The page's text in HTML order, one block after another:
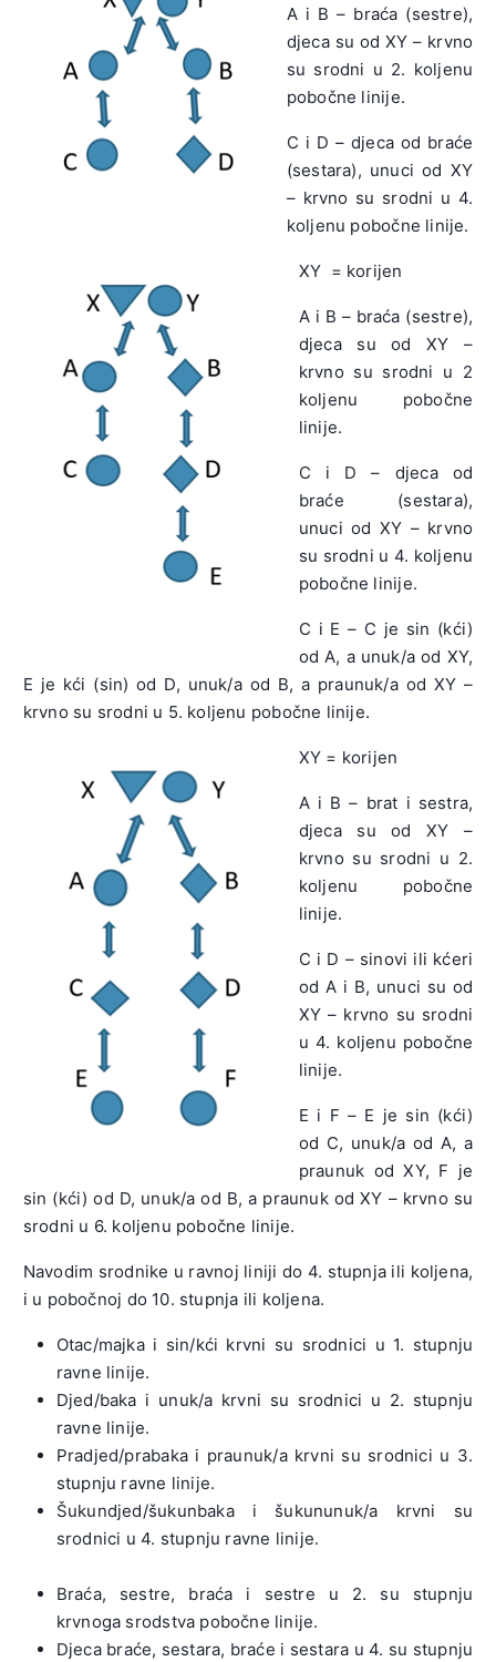
A i B – braća (sestre),
djeca su od XY – krvno
su srodni u 2. koljenu
pobočne linije.
C i D – djeca od braće
(sestara), unuci od XY
– krvno su srodni u 4.
koljenu pobočne linije.
XY = korijen
A i B – braća (sestre),
djeca su od XY –
krvno su srodni u 2
koljenu pobočne
linije.
C i D – djeca od
braće (sestara),
unuci od XY – krvno
su srodni u 4. koljenu
pobočne linije.
C i E – C je sin (kći)
od A, a unuk/a od XY,
E je kći (sin) od D, unuk/a od B, a praunuk/a od XY –
krvno su srodni u 5. koljenu pobočne linije.
XY = korijen
A i B – brat i sestra,
djeca su od XY –
krvno su srodni u 2.
koljenu pobočne
linije.
C i D – sinovi ili kćeri
od A i B, unuci su od
XY – krvno su srodni
u 4. koljenu pobočne
linije.
E i F – E je sin (kći)
od C, unuk/a od A, a
praunuk od XY, F je
sin (kći) od D, unuk/a od B, a praunuk od XY – krvno su
srodni u 6. koljenu pobočne linije.
Navodim srodnike u ravnoj liniji do 4. stupnja ili koljena,
i u pobočnoj do 10. stupnja ili koljena.
Otac/majka i sin/kći krvni su srodnici u 1. stupnju
ravne linije.
Djed/baka i unuk/a krvni su srodnici u 2. stupnju
ravne linije.
Pradjed/prabaka i praunuk/a krvni su srodnici u 3.
stupnju ravne linije.
Šukundjed/šukunbaka i šukununuk/a krvni su
srodnici u 4. stupnju ravne linije.
Braća, sestre, braća i sestre u 2. su stupnju
krvnoga srodstva pobočne linije.
Djeca braće, sestara, braće i sestara u 4. su stupnju